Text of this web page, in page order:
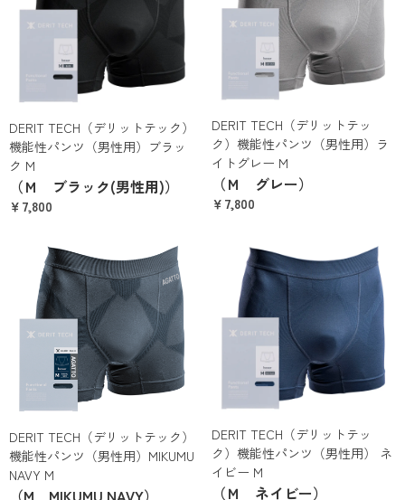
DERIT TECH（デリットテック）
機能性パンツ（男性用）ブラッ
ク M
（Ｍ ブラック(男性用)）
￥7,800
DERIT TECH（デリットテッ
ク）機能性パンツ（男性用）ラ
イトグレー M
（Ｍ グレー）
￥7,800
DERIT TECH（デリットテック）
機能性パンツ（男性用）MIKUMU
NAVY M
（M MIKUMU NAVY）
DERIT TECH（デリットテッ
ク）機能性パンツ（男性用） ネ
イビー M
（Ｍ ネイビー）